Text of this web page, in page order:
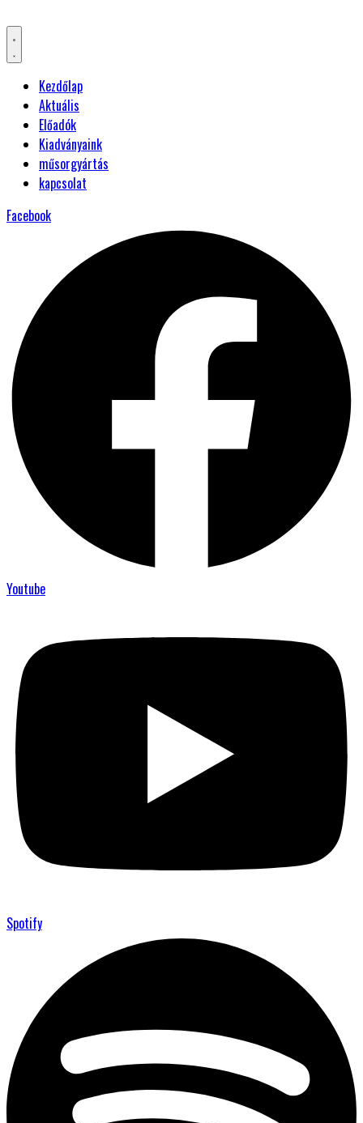
Kezdőlap
Aktuális
Előadók
Kiadványaink
műsorgyártás
kapcsolat
Facebook
Youtube
Spotify